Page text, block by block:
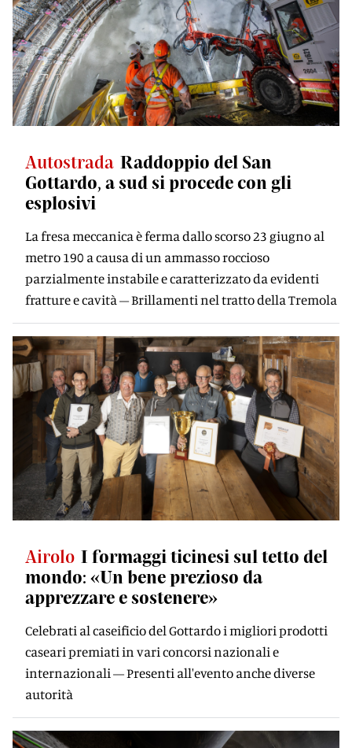
Autostrada Raddoppio del San
Gottardo, a sud si procede con gli
esplosivi
La fresa meccanica è ferma dallo scorso 23 giugno al
metro 190 a causa di un ammasso roccioso
parzialmente instabile e caratterizzato da evidenti
fratture e cavità – Brillamenti nel tratto della Tremola
Airolo I formaggi ticinesi sul tetto del
mondo: «Un bene prezioso da
apprezzare e sostenere»
Celebrati al caseificio del Gottardo i migliori prodotti
caseari premiati in vari concorsi nazionali e
internazionali — Presenti all'evento anche diverse
autorità